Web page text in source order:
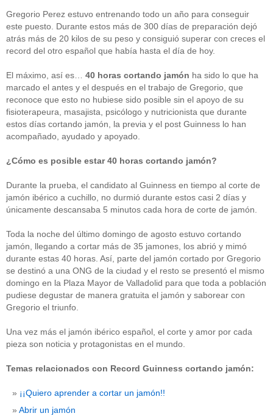
Gregorio Perez estuvo entrenando todo un año para conseguir
este puesto. Durante estos más de 300 días de preparación dejó
atrás más de 20 kilos de su peso y consiguió superar con creces el
record del otro español que había hasta el día de hoy.
El máximo, así es… 40 horas cortando jamón ha sido lo que ha
marcado el antes y el después en el trabajo de Gregorio, que
reconoce que esto no hubiese sido posible sin el apoyo de su
fisioterapeura, masajista, psicólogo y nutricionista que durante
estos días cortando jamón, la previa y el post Guinness lo han
acompañado, ayudado y apoyado.
¿Cómo es posible estar 40 horas cortando jamón?
Durante la prueba, el candidato al Guinness en tiempo al corte de
jamón ibérico a cuchillo, no durmió durante estos casi 2 días y
únicamente descansaba 5 minutos cada hora de corte de jamón.
Toda la noche del último domingo de agosto estuvo cortando
jamón, llegando a cortar más de 35 jamones, los abrió y mimó
durante estas 40 horas. Así, parte del jamón cortado por Gregorio
se destinó a una ONG de la ciudad y el resto se presentó el mismo
domingo en la Plaza Mayor de Valladolid para que toda a población
pudiese degustar de manera gratuita el jamón y saborear con
Gregorio el triunfo.
Una vez más el jamón ibérico español, el corte y amor por cada
pieza son noticia y protagonistas en el mundo.
Temas relacionados con Record Guinness cortando jamón:
¡¡Quiero aprender a cortar un jamón!!
Abrir un jamón